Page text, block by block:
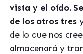
vista y el oído.
de los otros tres
de lo que nos
almacenará y